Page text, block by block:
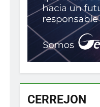
CERREJON